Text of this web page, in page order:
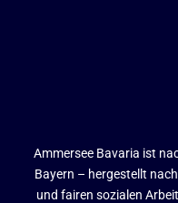
Ammersee Bavaria ist
Bayern – hergestellt
und fairen sozialen